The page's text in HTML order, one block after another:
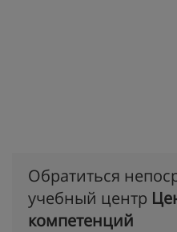
Обратиться
учебный центр
компетенций